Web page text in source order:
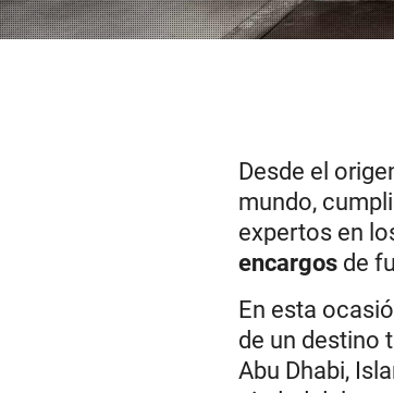
Desde el
mundo,
expertos en
encargos de
En esta
de un destino
Abu Dhabi,